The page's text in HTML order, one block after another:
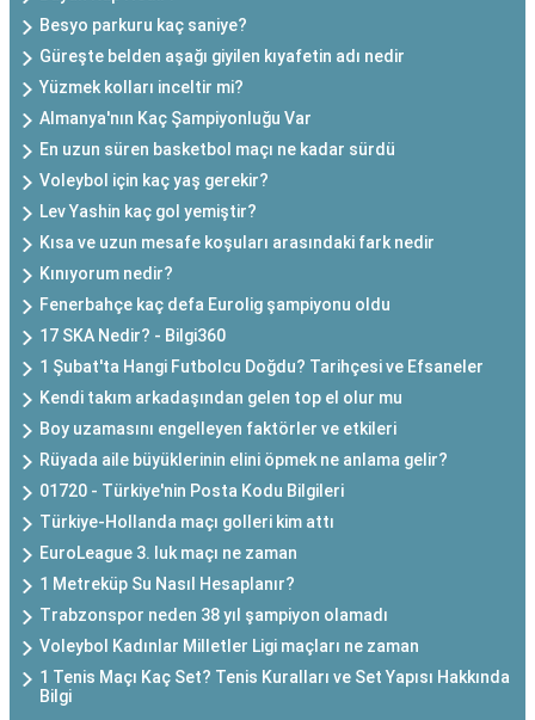
Besyo parkuru kaç saniye?
Güreşte belden aşağı giyilen kıyafetin adı nedir
Yüzmek kolları inceltir mi?
Almanya'nın Kaç Şampiyonluğu Var
En uzun süren basketbol maçı ne kadar sürdü
Voleybol için kaç yaş gerekir?
Lev Yashin kaç gol yemiştir?
Kısa ve uzun mesafe koşuları arasındaki fark nedir
Kınıyorum nedir?
Fenerbahçe kaç defa Eurolig şampiyonu oldu
17 SKA Nedir? - Bilgi360
1 Şubat'ta Hangi Futbolcu Doğdu? Tarihçesi ve Efsaneler
Kendi takım arkadaşından gelen top el olur mu
Boy uzamasını engelleyen faktörler ve etkileri
Rüyada aile büyüklerinin elini öpmek ne anlama gelir?
01720 - Türkiye'nin Posta Kodu Bilgileri
Türkiye-Hollanda maçı golleri kim attı
EuroLeague 3. luk maçı ne zaman
1 Metreküp Su Nasıl Hesaplanır?
Trabzonspor neden 38 yıl şampiyon olamadı
Voleybol Kadınlar Milletler Ligi maçları ne zaman
1 Tenis Maçı Kaç Set? Tenis Kuralları ve Set Yapısı Hakkında
Bilgi